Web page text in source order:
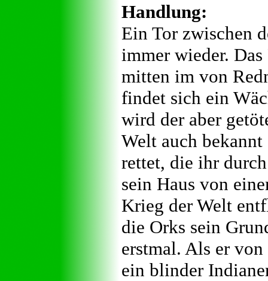
Handlung:
Ein Tor zwischen
immer wieder.
mitten im von
findet sich ein
wird der aber
Welt auch
rettet, die ihr
sein Haus von
Krieg der Welt
die Orks sein
erstmal. Als er
ein blinder